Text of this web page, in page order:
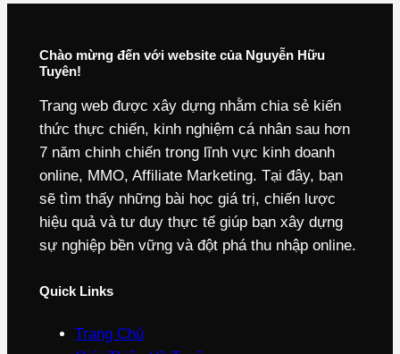
Chào mừng đến với website của Nguyễn Hữu
Tuyên!
Trang web được xây dựng nhằm chia sẻ kiến
thức thực chiến, kinh nghiệm cá nhân sau hơn
7 năm chinh chiến trong lĩnh vực kinh doanh
online, MMO, Affiliate Marketing. Tại đây, bạn
sẽ tìm thấy những bài học giá trị, chiến lược
hiệu quả và tư duy thực tế giúp bạn xây dựng
sự nghiệp bền vững và đột phá thu nhập online.
Quick Links
Trang Chủ